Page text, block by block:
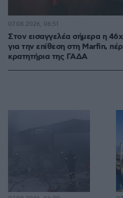
Στον εισαγγελέα σήμερα η
για την επίθεση στη Marfin,
κρατητήρια της ΓΑΔΑ
07.08.2026, 06:51